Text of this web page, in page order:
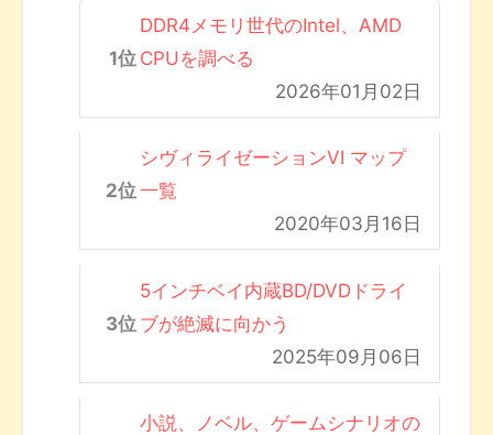
DDR4メモリ世代のIntel、AMD
CPUを調べる
2026年01月02日
シヴィライゼーションVI マップ
一覧
2020年03月16日
5インチベイ内蔵BD/DVDドライ
ブが絶滅に向かう
2025年09月06日
小説、ノベル、ゲームシナリオの